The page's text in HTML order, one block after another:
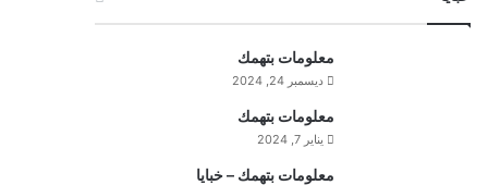
ا
معلومات بتهمك
ديسمبر 24, 2024
معلومات بتهمك
يناير 7, 2024
معلومات بتهمك – خبايا